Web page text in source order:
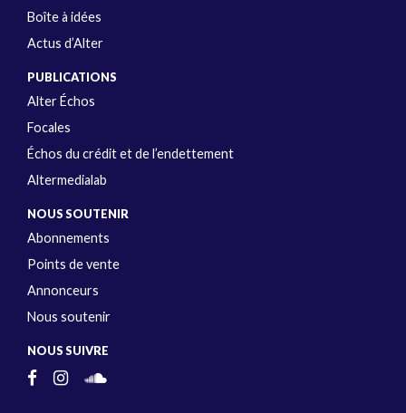
Boîte à idées
Actus d’Alter
PUBLICATIONS
Alter Échos
Focales
Échos du crédit et de l’endettement
Altermedialab
NOUS SOUTENIR
Abonnements
Points de vente
Annonceurs
Nous soutenir
NOUS SUIVRE